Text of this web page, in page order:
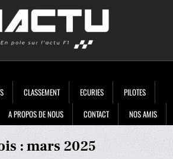
CLASSEMENT ECURIES
PILOTES
A PROPOS DE NOUS CONTACT NOS AMIS
:mars 2025